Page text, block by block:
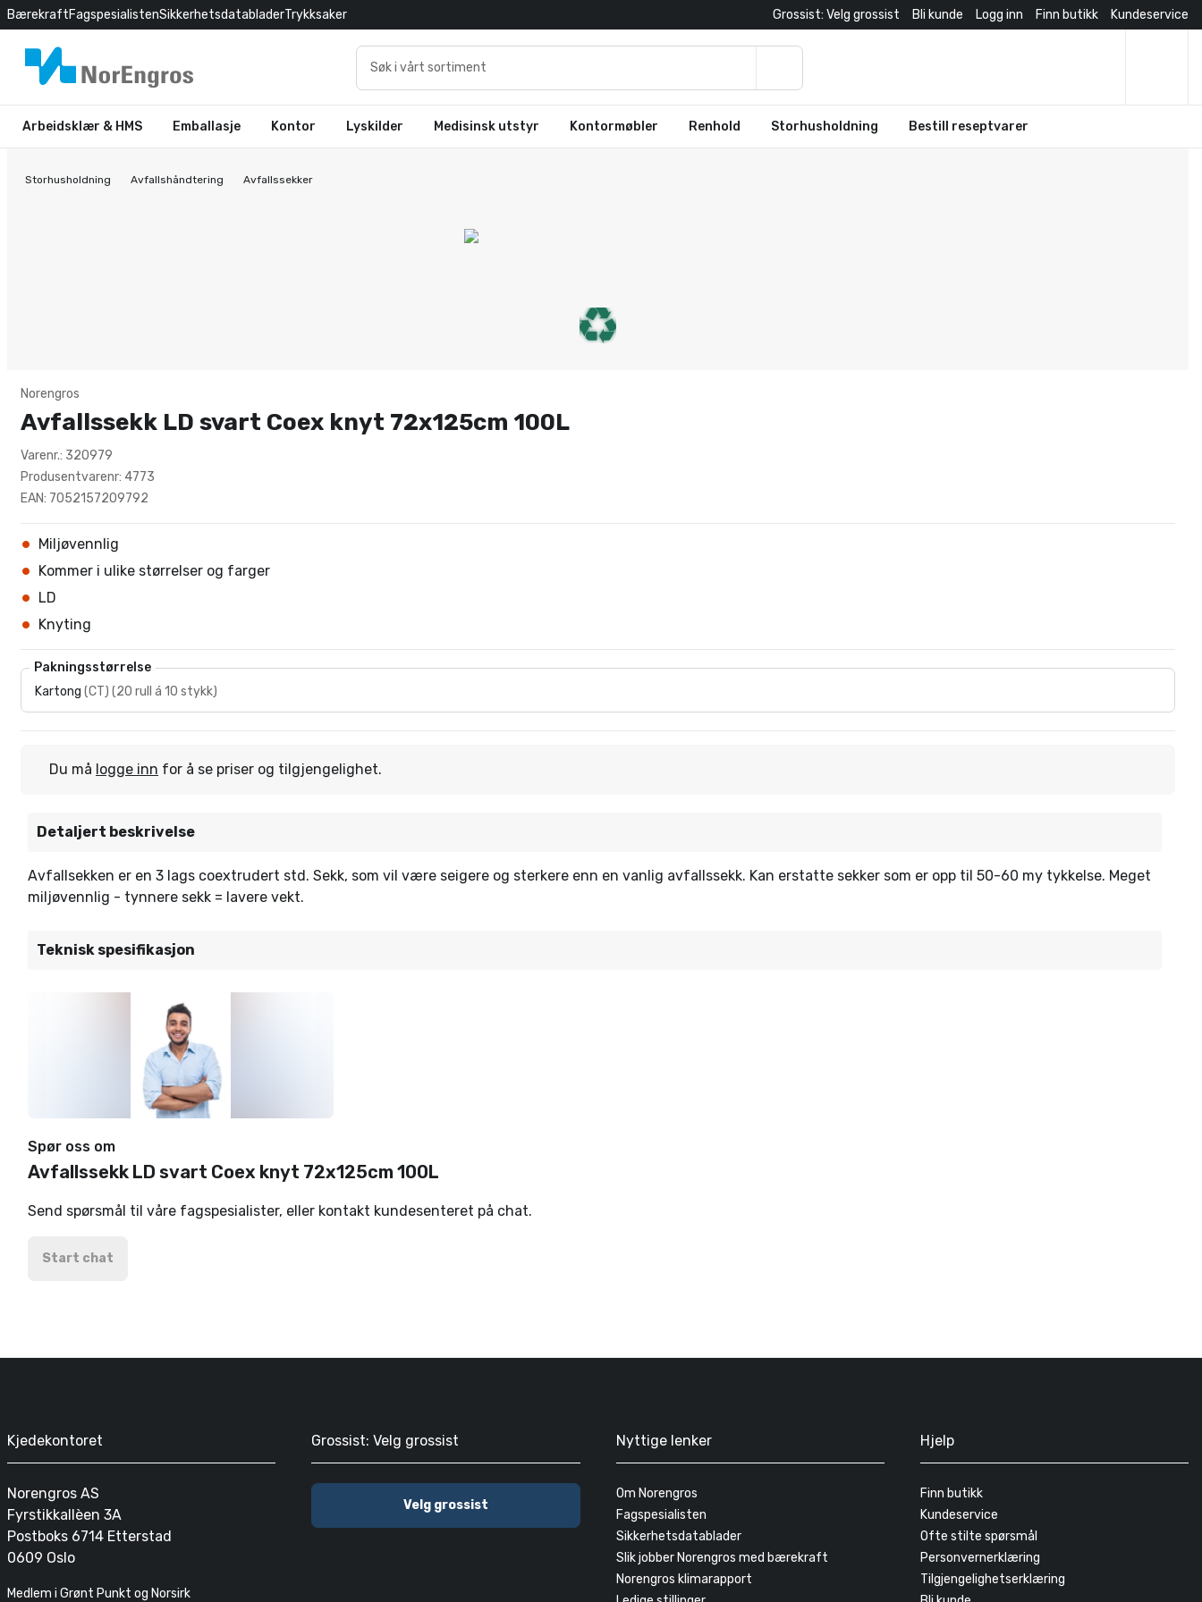
BærekraftFagspesialistenSikkerhetsdatabladerTrykksaker Grossist: Velg grossist Bli kunde Logg inn Finn butikk Kundeservice
Arbeidsklær & HMS Emballasje Kontor Lyskilder Medisinsk utstyr Kontormøbler Renhold Storhusholdning Bestill reseptvarer
Storhusholdning Avfallshåndtering Avfallssekker
Norengros
Avfallssekk LD svart Coex knyt 72x125cm 100L
Varenr.: 320979
Produsentvarenr: 4773
EAN: 7052157209792
Miljøvennlig
Kommer i ulike størrelser og farger
LD
Knyting
Pakningsstørrelse
Kartong (CT) (20 rull á 10 stykk)
Du må logge inn for å se priser og tilgjengelighet.
Detaljert beskrivelse
Avfallsekken er en 3 lags coextrudert std. Sekk, som vil være seigere og sterkere enn en vanlig avfallssekk. Kan erstatte sekker som er opp til 50-60 my tykkelse. Meget
miljøvennlig - tynnere sekk = lavere vekt.
Teknisk spesifikasjon
Spør oss om
Avfallssekk LD svart Coex knyt 72x125cm 100L
Send spørsmål til våre fagspesialister, eller kontakt kundesenteret på chat.
Start chat
Kjedekontoret
Norengros AS
Fyrstikkallèen 3A
Postboks 6714 Etterstad
0609 Oslo
Medlem i Grønt Punkt og Norsirk
Grossist: Velg grossist
Velg grossist
Nyttige lenker
Om Norengros
Fagspesialisten
Sikkerhetsdatablader
Slik jobber Norengros med bærekraft
Norengros klimarapport
Hjelp
Finn butikk
Kundeservice
Ofte stilte spørsmål
Personvernerklæring
Tilgjengelighetserklæring